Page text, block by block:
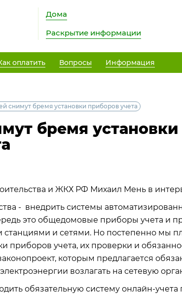
Дома
Раскрытие информации
оплатить Вопросы Информация
снимут бремя установки приборов учета
бремя установки
и ЖКХ РФ Михаил Мень в
- внедрить системы
это общедомовые приборы учета и
и сетями. Но постепенно мы
приборов учета, их проверки и
которым предлагается
возлагать на сетевую
обязательную систему онлайн-учета